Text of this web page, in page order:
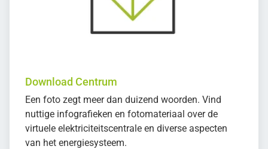
Download Centrum
Een foto zegt meer dan duizend woorden. Vind
nuttige infografieken en fotomateriaal over de
virtuele elektriciteitscentrale en diverse aspecten
van het energiesysteem.